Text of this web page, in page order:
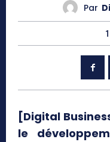
Par
[Digital
le